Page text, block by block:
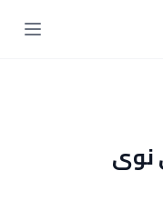
نوى